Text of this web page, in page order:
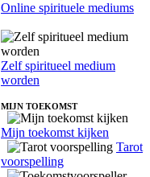
Online spirituele mediums
Zelf spiritueel medium
worden
MIJN TOEKOMST
Mijn toekomst kijken
Tarot
voorspelling